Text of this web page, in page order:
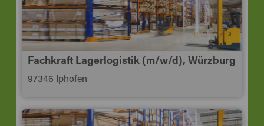
Fachkraft La­ger­lo­gis­tik (m/w/d), Würzburg
97346 Iphofen